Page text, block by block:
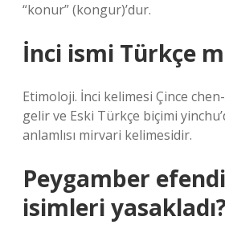
“konur” (kongur)’dur.
İnci ismi Türkçe
Etimoloji. İnci kelimesi Çince
gelir ve Eski Türkçe biçimi
anlamlısı mirvari kelimesidir.
Peygamber
isimleri